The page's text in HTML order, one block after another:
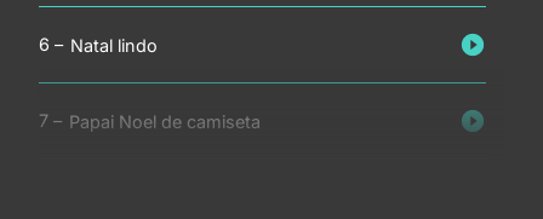
Natal lindo
Papai Noel de camiseta